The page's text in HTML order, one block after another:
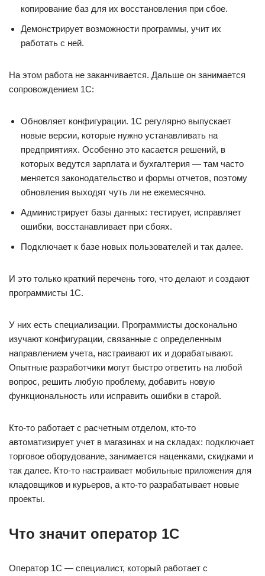
копирование баз для их восстановления при сбое.
Демонстрирует возможности программы, учит их
работать с ней.
На этом работа не заканчивается. Дальше он занимается
сопровождением 1С:
Обновляет конфигурации. 1С регулярно выпускает
новые версии, которые нужно устанавливать на
предприятиях. Особенно это касается решений, в
которых ведутся зарплата и бухгалтерия — там часто
меняется законодательство и формы отчетов, поэтому
обновления выходят чуть ли не ежемесячно.
Администрирует базы данных: тестирует, исправляет
ошибки, восстанавливает при сбоях.
Подключает к базе новых пользователей и так далее.
И это только краткий перечень того, что делают и создают
программисты 1С.
У них есть специализации. Программисты досконально
изучают конфигурации, связанные с определенным
направлением учета, настраивают их и дорабатывают.
Опытные разработчики могут быстро ответить на любой
вопрос, решить любую проблему, добавить новую
функциональность или исправить ошибки в старой.
Кто-то работает с расчетным отделом, кто-то
автоматизирует учет в магазинах и на складах: подключает
торговое оборудование, занимается наценками, скидками и
так далее. Кто-то настраивает мобильные приложения для
кладовщиков и курьеров, а кто-то разрабатывает новые
проекты.
Что значит оператор 1С
Оператор 1С — специалист, который работает с